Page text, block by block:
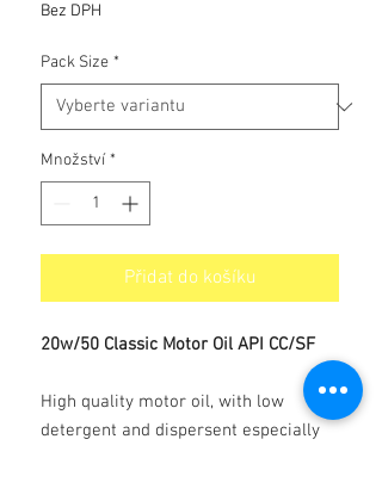
Bez DPH
Pack Size *
Množství *
Přidat do košíku
20w/50 Classic Motor Oil API CC/SF
High quality motor oil, with low
detergent and dispersent especially